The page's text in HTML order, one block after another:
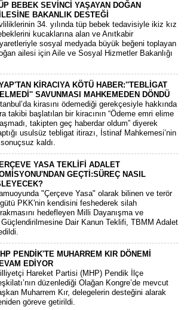
BEBEK SEVİNCİ YAŞAYAN DOĞAN
BAKANLIK DESTEĞİ
34. yılında tüp bebek tedavisiyle ikiz kız
kucaklarına alan ve Anıtkabir
sosyal medyada büyük beğeni toplayan
ailesi için Aile ve Sosyal Hizmetler Bakanlığı
KİRACIYA KÖTÜ HABER:''TEBLİGAT
SAVUNMASI MAHKEMEDEN DÖNDÜ
kirasını ödemediği gerekçesiyle hakkında
takibi başlatılan bir kiracının “Ödeme emri elime
takipten geç haberdar oldum” diyerek
usulsüz tebligat itirazı, İstinaf Mahkemesi’nin
kaldı.
YASA TEKLİFİ ADALET
GEÇTİ:SÜREÇ NASIL
"Çerçeve Yasa" olarak bilinen ve terör
PKK'nin kendisini feshederek silah
hedefleyen Milli Dayanışma ve
Dair Kanun Teklifi, TBMM Adalet
PENDİK'TE MUHARREM KIR DÖNEMİ
EDİYOR
Hareket Partisi (MHP) Pendik İlçe
düzenlediği Olağan Kongre’de mevcut
Muharrem Kır, delegelerin desteğini alarak
göreve getirildi.